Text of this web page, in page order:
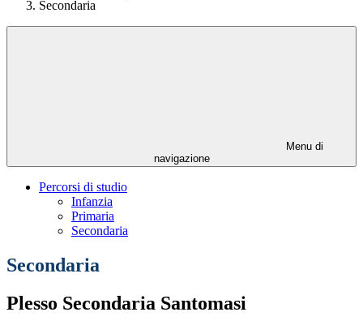
Secondaria
Menu di
navigazione
Percorsi di studio
Infanzia
Primaria
Secondaria
Secondaria
Plesso Secondaria Santomasi